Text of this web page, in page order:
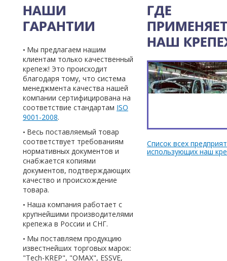
НАШИ
ГАРАНТИИ
Мы предлагаем нашим
клиентам только качественный
крепеж! Это происходит
благодаря тому, что система
менеджмента качества нашей
компании сертифицирована на
соответствие стандартам ISO
9001-2008.
Весь поставляемый товар
соответствует требованиям
нормативных документов и
снабжается копиями
документов, подтверждающих
качество и происхождение
товара.
Наша компания работает с
крупнейшими производителями
крепежа в России и СНГ.
Мы поставляем продукцию
известнейших торговых марок:
"Tech-KREP", "OMAX", ESSVE,
ГДЕ
НАШ
Список всех
использующих наш